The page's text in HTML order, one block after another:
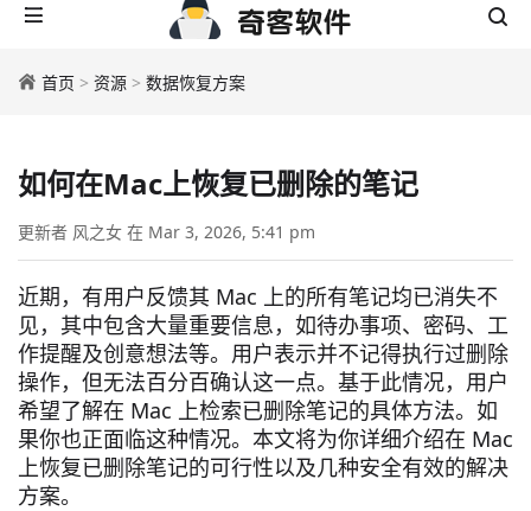
首页 > 资源 > 数据恢复方案
如何在Mac上恢复已删除的笔记
更新者 风之女 在 Mar 3, 2026, 5:41 pm
近期，有用户反馈其 Mac 上的所有笔记均已消失不
见，其中包含大量重要信息，如待办事项、密码、工
作提醒及创意想法等。用户表示并不记得执行过删除
操作，但无法百分百确认这一点。基于此情况，用户
希望了解在 Mac 上检索已删除笔记的具体方法。如
果你也正面临这种情况。本文将为你详细介绍在 Mac
上恢复已删除笔记的可行性以及几种安全有效的解决
方案。